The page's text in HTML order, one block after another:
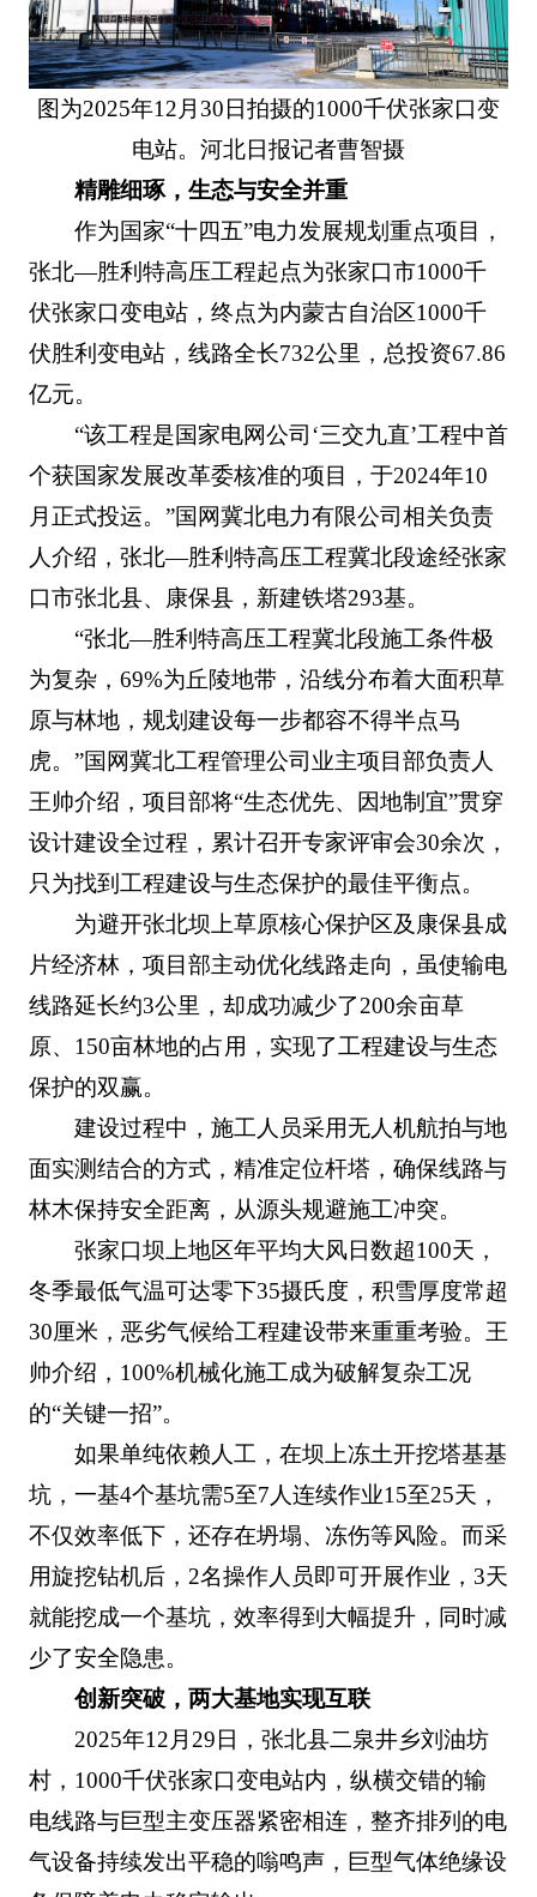
图为2025年12月30日拍摄的1000千伏张家口变
电站。河北日报记者曹智摄
精雕细琢，生态与安全并重
作为国家“十四五”电力发展规划重点项目，
张北—胜利特高压工程起点为张家口市1000千
伏张家口变电站，终点为内蒙古自治区1000千
伏胜利变电站，线路全长732公里，总投资67.86
亿元。
“该工程是国家电网公司‘三交九直’工程中首
个获国家发展改革委核准的项目，于2024年10
月正式投运。”国网冀北电力有限公司相关负责
人介绍，张北—胜利特高压工程冀北段途经张家
口市张北县、康保县，新建铁塔293基。
“张北—胜利特高压工程冀北段施工条件极
为复杂，69%为丘陵地带，沿线分布着大面积草
原与林地，规划建设每一步都容不得半点马
虎。”国网冀北工程管理公司业主项目部负责人
王帅介绍，项目部将“生态优先、因地制宜”贯穿
设计建设全过程，累计召开专家评审会30余次，
只为找到工程建设与生态保护的最佳平衡点。
为避开张北坝上草原核心保护区及康保县成
片经济林，项目部主动优化线路走向，虽使输电
线路延长约3公里，却成功减少了200余亩草
原、150亩林地的占用，实现了工程建设与生态
保护的双赢。
建设过程中，施工人员采用无人机航拍与地
面实测结合的方式，精准定位杆塔，确保线路与
林木保持安全距离，从源头规避施工冲突。
张家口坝上地区年平均大风日数超100天，
冬季最低气温可达零下35摄氏度，积雪厚度常超
30厘米，恶劣气候给工程建设带来重重考验。王
帅介绍，100%机械化施工成为破解复杂工况
的“关键一招”。
如果单纯依赖人工，在坝上冻土开挖塔基基
坑，一基4个基坑需5至7人连续作业15至25天，
不仅效率低下，还存在坍塌、冻伤等风险。而采
用旋挖钻机后，2名操作人员即可开展作业，3天
就能挖成一个基坑，效率得到大幅提升，同时减
少了安全隐患。
创新突破，两大基地实现互联
2025年12月29日，张北县二泉井乡刘油坊
村，1000千伏张家口变电站内，纵横交错的输
电线路与巨型主变压器紧密相连，整齐排列的电
气设备持续发出平稳的嗡鸣声，巨型气体绝缘设